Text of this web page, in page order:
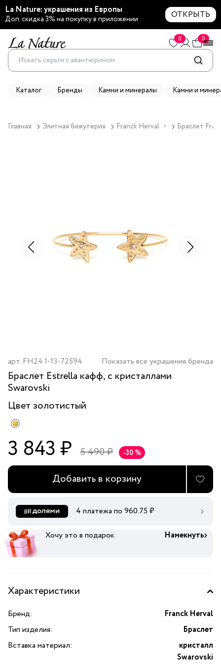
La Nature: украшения из Европы
Доп. скидка 3% на покупку в приложении ОТКРЫТЬ
0 0
Каталог Бренды Камни и минералы Камни и
Главная Элитная бижутерия Franck Herval ▼ Браслет
арт. FH24.1-13-72594 Показать все украшения бренда
Браслет Estrella кафф, с кристаллами
Swarovski
Цвет золотистый
3 843 ₽ 5 490 ₽ -30 %
Добавить в корзину
4 платежа по 960.75 ₽
Хочу это в подарок Намекнуть
Характеристики
Бренд:
Franck Herval
Тип изделия:
Браслет
Вставка материал:
кристалл
Swarovski